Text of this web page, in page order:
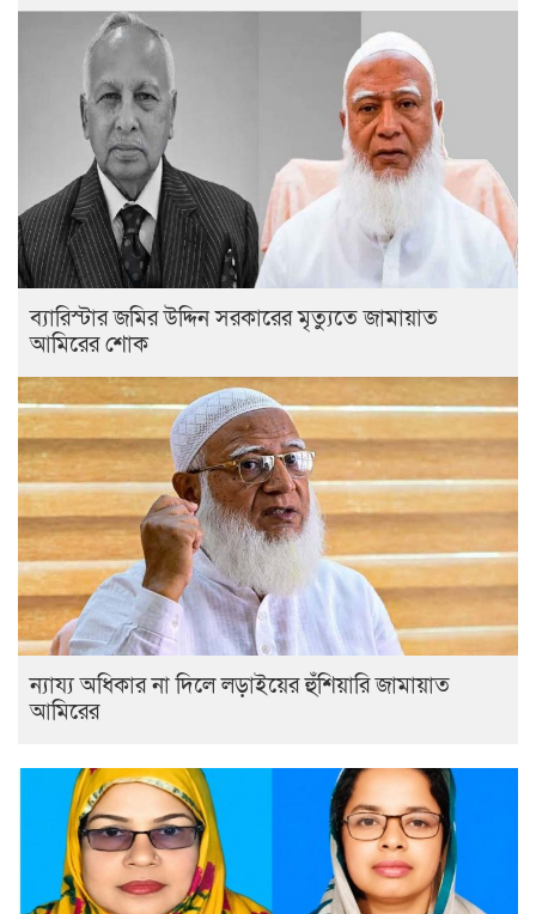
ব্যারিস্টার জমির উদ্দিন সরকারের মৃত্যুতে জামায়াত
আমিরের শোক
ন্যায্য অধিকার না দিলে লড়াইয়ের হুঁশিয়ারি জামায়াত
আমিরের